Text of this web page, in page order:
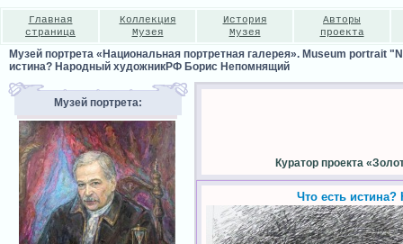
Главная
страница
Коллекция
Музея
История
Музея
Авторы
проекта
Музей портрета «Национальная портретная галерея». Museum portrait
истина? Народный художникРФ Борис Непомнящий
Музей портрета:
Куратор проекта
Что есть